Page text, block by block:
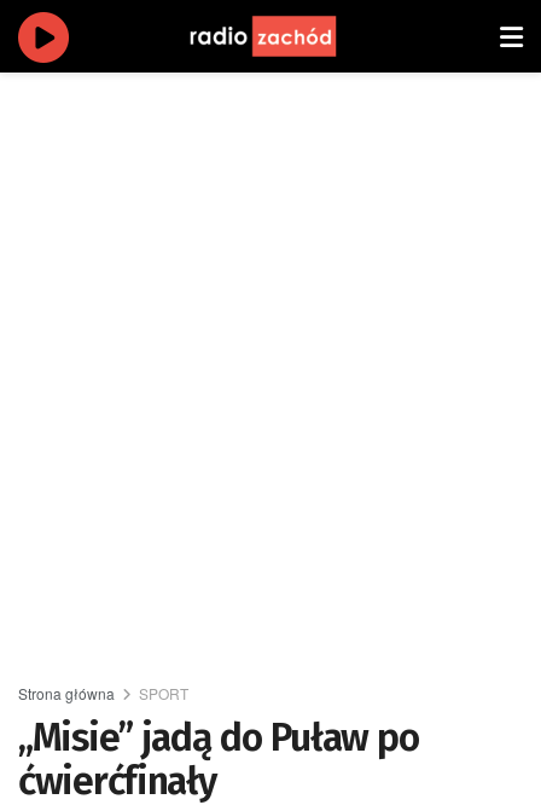
Strona główna SPORT
„Misie” jadą do Puław po
ćwierćfinały